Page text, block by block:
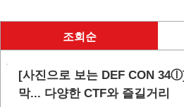
조회순
[사진으로 보는 DEF CON
막... 다양한 CTF와 즐길거리